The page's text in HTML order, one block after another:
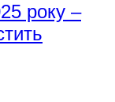
року –